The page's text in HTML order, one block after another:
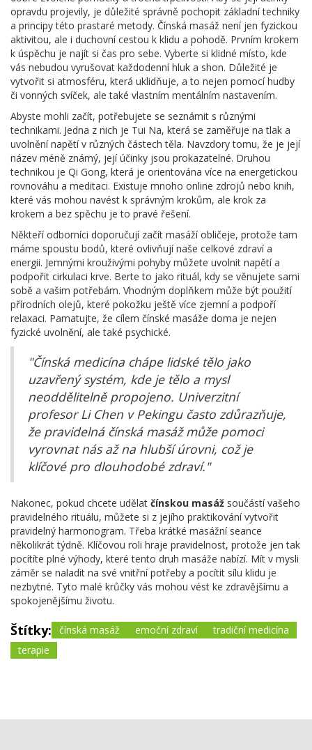
opravdu projevily, je důležité správně pochopit základní techniky
a principy této prastaré metody. Čínská masáž není jen fyzickou
aktivitou, ale i duchovní cestou k klidu a pohodě. Prvním krokem
k úspěchu je najít si čas pro sebe. Vyberte si klidné místo, kde
vás nebudou vyrušovat každodenní hluk a shon. Důležité je
vytvořit si atmosféru, která uklidňuje, a to nejen pomocí hudby
či vonných svíček, ale také vlastním mentálním nastavením.
Abyste mohli začít, potřebujete se seznámit s různými
technikami. Jedna z nich je Tui Na, která se zaměřuje na tlak a
uvolnění napětí v různých částech těla. Navzdory tomu, že je její
název méně známý, její účinky jsou prokazatelné. Druhou
technikou je Qi Gong, která je orientována více na energetickou
rovnováhu a meditaci. Existuje mnoho online zdrojů nebo knih,
které vás mohou navést k správným krokům, ale krok za
krokem a bez spěchu je to pravé řešení.
Někteří odborníci doporučují začít masáží obličeje, protože tam
máme spoustu bodů, které ovlivňují naše celkové zdraví a
energii. Jemnými krouživými pohyby můžete uvolnit napětí a
podpořit cirkulaci krve. Berte to jako rituál, kdy se věnujete sami
sobě a vašim potřebám. Vhodným doplňkem může být použití
přírodních olejů, které pokožku ještě více zjemní a podpoří
relaxaci. Pamatujte, že cílem čínské masáže doma je nejen
fyzické uvolnění, ale také psychické.
"Čínská medicína chápe lidské tělo jako
uzavřený systém, kde je tělo a mysl
neoddělitelně propojeno. Univerzitní
profesor Li Chen v Pekingu často zdůrazňuje,
že pravidelná čínská masáž může pomoci
vyrovnat nás až na hlubší úrovni, což je
klíčové pro dlouhodobé zdraví."
Nakonec, pokud chcete udělat čínskou masáž součástí vašeho
pravidelného rituálu, můžete si z jejího praktikování vytvořit
pravidelný harmonogram. Třeba krátké masážní seance
několikrát týdně. Klíčovou roli hraje pravidelnost, protože jen tak
pocítíte plné výhody, které tento druh masáže nabízí. Mít v mysli
záměr se naladit na své vnitřní potřeby a pocítit sílu klidu je
nezbytné. Tyto malé krůčky vás mohou vést ke zdravějšímu a
spokojenějšímu životu.
Štítky: čínská masáž emoční zdraví
tradiční medicína
terapie